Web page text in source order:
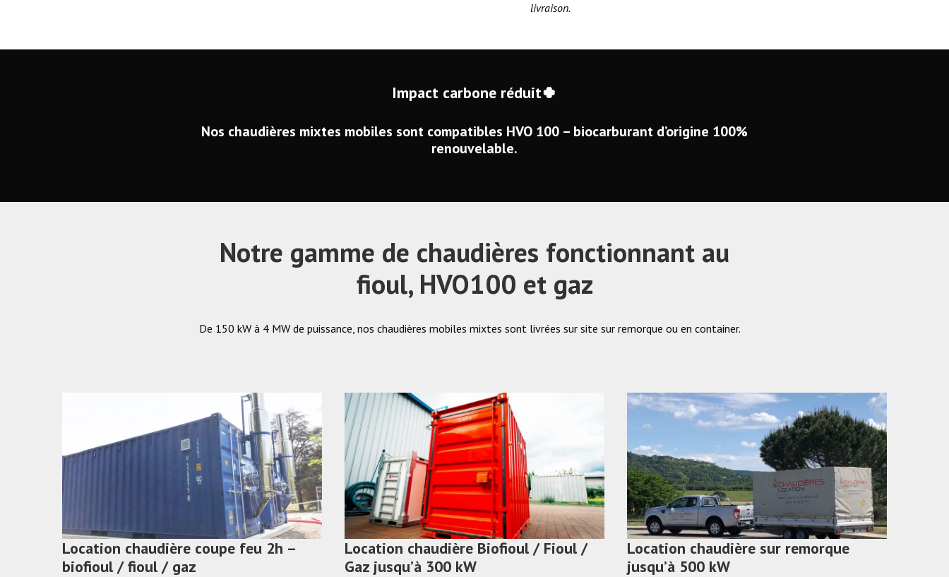
livraison.
Impact carbone réduit🍀
Nos chaudières mixtes mobiles sont compatibles HVO 100 – biocarburant d’origine 100%
renouvelable.
Notre gamme de chaudières fonctionnant au
fioul, HVO100 et gaz
De 150 kW à 4 MW de puissance, nos chaudières mobiles mixtes sont livrées sur site sur remorque ou en container.
Location chaudière coupe feu 2h –
biofioul / fioul / gaz
Location chaudière Biofioul / Fioul /
Gaz jusqu’à 300 kW
Location chaudière sur remorque
jusqu’à 500 kW